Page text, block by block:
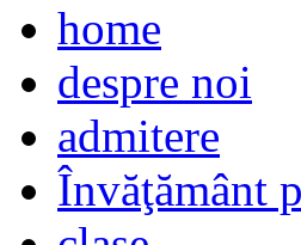
home
despre noi
admitere
Învăţământ